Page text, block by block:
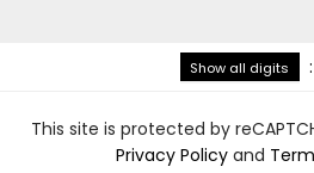
Show all digits :
This site is protected by
Privacy Policyand